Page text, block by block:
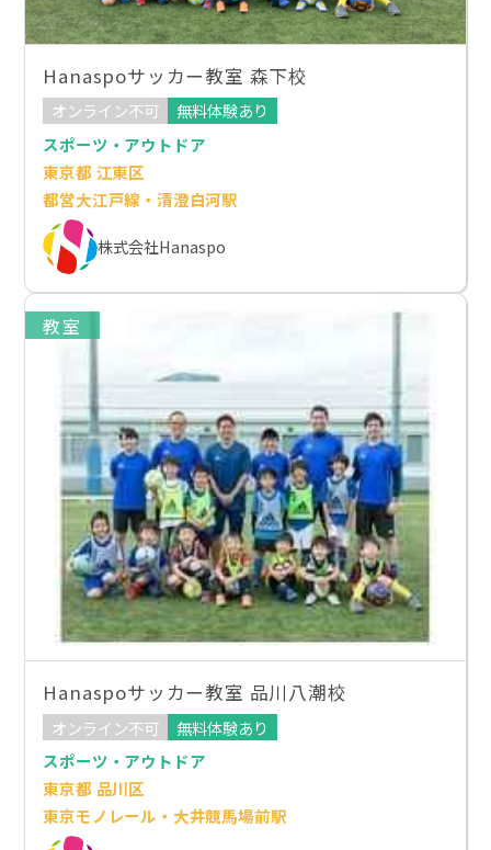
Hanaspoサッカー教室 森下校
オンライン不可
無料体験あり
スポーツ・アウトドア
東京都 江東区
都営大江戸線・清澄白河駅
株式会社Hanaspo
教室
Hanaspoサッカー教室 品川八潮校
オンライン不可
無料体験あり
スポーツ・アウトドア
東京都 品川区
東京モノレール・大井競馬場前駅